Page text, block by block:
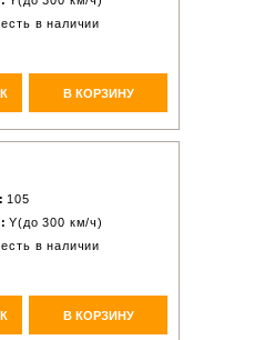
есть в наличии
В КОРЗИНУ
105
Y(до 300 км/ч)
есть в наличии
В КОРЗИНУ